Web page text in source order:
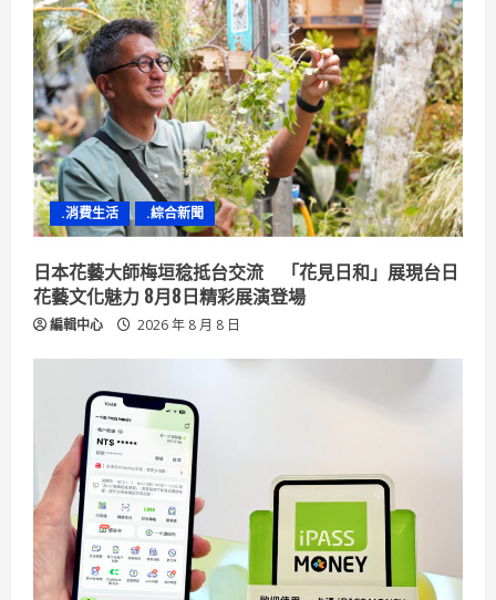
e
a
d
i
n
g
.消費生活 .綜合新聞
日本花藝大師梅垣稔抵台交流 「花見日和」展現台日
花藝文化魅力 8月8日精彩展演登場
編輯中心 2026 年 8 月 8 日